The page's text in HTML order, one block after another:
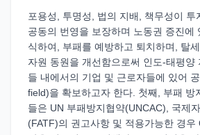
포용성, 투명성, 법의 지배, 책무성이 투
공동의 번영을 보장하며 노동권 증진에
식하여, 부패를 예방하고 퇴치하며, 탈
자원 동원을 개선함으로써 인도-태평양
들 내에서의 기업 및 근로자들에 있어
field)을 확보하고자 한다. 첫째, 부패 방
들은 UN 부패방지협약(UNCAC), 국제
(FATF)의 권고사항 및 적용가능한 경우